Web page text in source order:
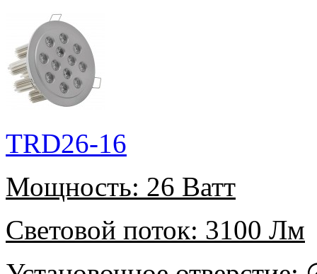
TRD26-16
Мощность: 26 Ватт
Световой поток: 3100 Лм